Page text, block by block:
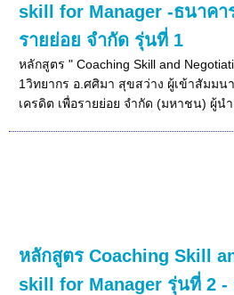
skill for Manager -ธนาคา
รายย่อย จำกัด รุ่นที่ 1
หลักสูตร " Coaching Skill and
1วิทยากร อ.ศศิมา สุขสว่าง ผู้เข้าสัมมน
เครดิต เพื่อรายย่อย จำกัด (มหาชน) ผู้นำ
หลักสูตร Coaching Skill
skill for Manager รุ่นที่ 2 -